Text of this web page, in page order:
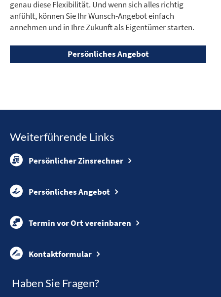
genau diese Flexibilität. Und wenn sich alles richtig
anfühlt, können Sie Ihr Wunsch-Angebot einfach
annehmen und in Ihre Zukunft als Eigentümer starten.
Persönliches Angebot
Weiterführende Links
Persönlicher Zinsrechner
Persönliches Angebot
Termin vor Ort vereinbaren
Kontaktformular
Haben Sie Fragen?